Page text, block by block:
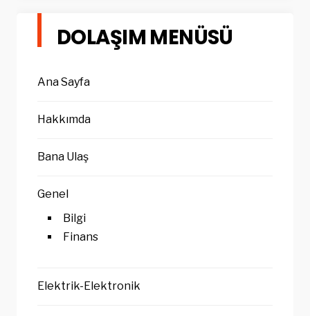
DOLAŞIM MENÜSÜ
Ana Sayfa
Hakkımda
Bana Ulaş
Genel
Bilgi
Finans
Elektrik-Elektronik